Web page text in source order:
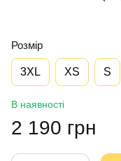
Розмір
3XL XS S
В наявності
2 190 грн